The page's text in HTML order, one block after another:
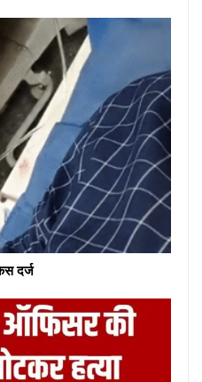
दर्ज